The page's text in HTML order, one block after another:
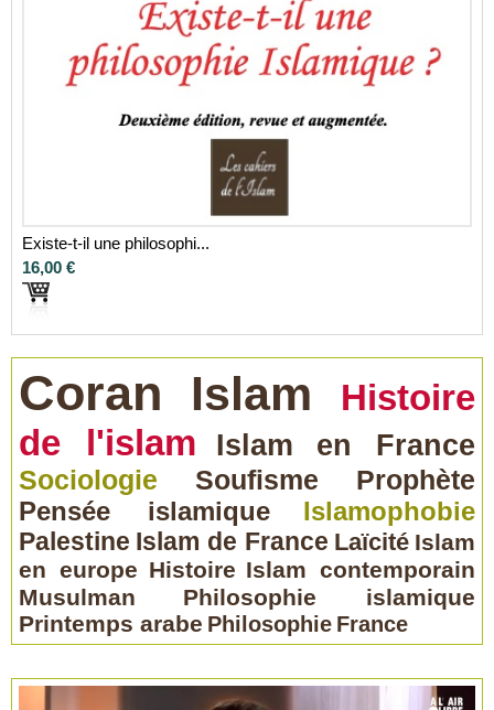
Existe-t-il une philosophi...
16,00 €
Coran Islam
Histoire
de l'islam
Islam en France
Sociologie Soufisme
Prophète
Pensée islamique
Islamophobie
Palestine Islam de France Laïcité Islam
en europe Histoire Islam contemporain
Musulman
Philosophie islamique
Printemps arabe Philosophie France